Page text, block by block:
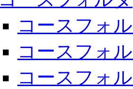
コースフォ
コースフォ
コースフォ